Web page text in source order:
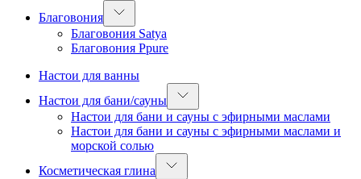
Благовония
Благовония Satya
Благовония Ppure
Настои для ванны
Настои для бани/сауны
Настои для бани и сауны с эфирными маслами
Настои для бани и сауны с эфирными маслами и
морской солью
Косметическая глина